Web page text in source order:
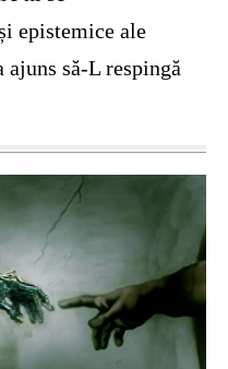
epistemice ale
să-L respingă